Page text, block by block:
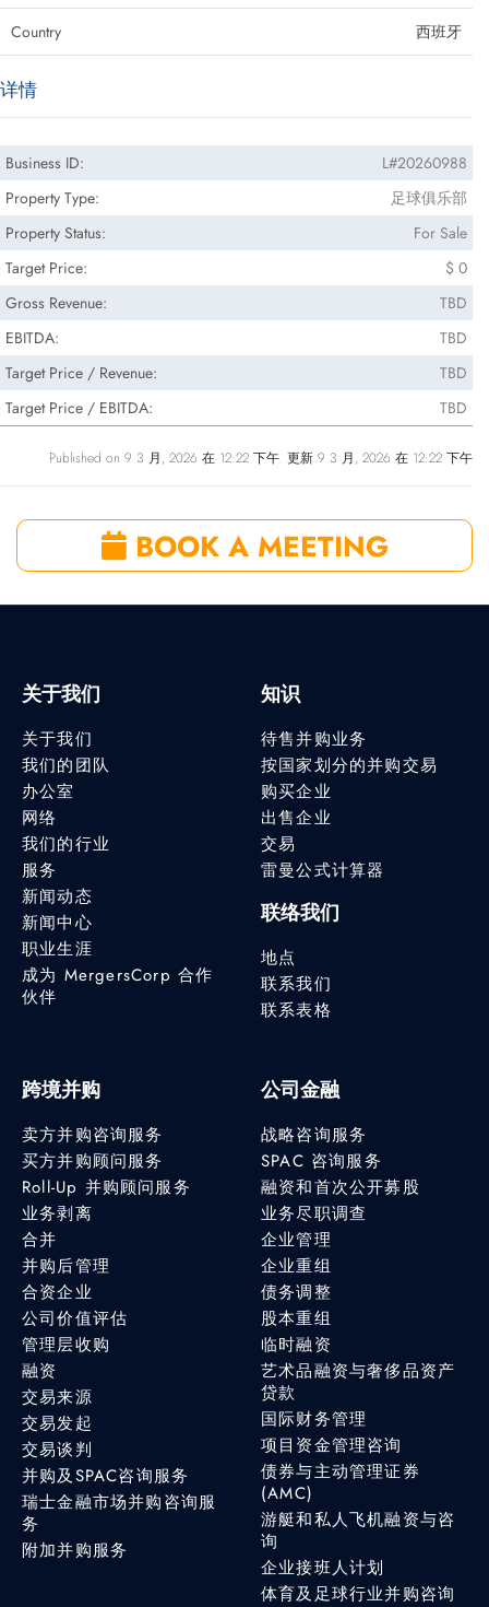
Country 西班牙
详情
Business ID:
L#20260988
Property Type:
足球俱乐部
Property Status:
For Sale
Target Price:
$ 0
Gross Revenue:
TBD
EBITDA:
TBD
Target Price / Revenue:
TBD
Target Price / EBITDA:
TBD
Published on 9 3 月, 2026 在 12:22 下午. 更新 9 3 月, 2026 在 12:22 下午
BOOK A MEETING
关于我们
关于我们
我们的团队
办公室
网络
我们的行业
服务
新闻动态
新闻中心
职业生涯
成为 MergersCorp 合作
伙伴
知识
待售并购业务
按国家划分的并购交易
购买企业
出售企业
交易
雷曼公式计算器
联络我们
地点
联系我们
联系表格
跨境并购
卖方并购咨询服务
买方并购顾问服务
Roll-Up 并购顾问服务
业务剥离
合并
并购后管理
合资企业
公司价值评估
管理层收购
融资
交易来源
交易发起
交易谈判
并购及SPAC咨询服务
瑞士金融市场并购咨询服
务
附加并购服务
公司金融
战略咨询服务
SPAC 咨询服务
融资和首次公开募股
业务尽职调查
企业管理
企业重组
债务调整
股本重组
临时融资
艺术品融资与奢侈品资产
贷款
国际财务管理
项目资金管理咨询
债券与主动管理证券
(AMC)
游艇和私人飞机融资与咨
询
企业接班人计划
体育及足球行业并购咨询